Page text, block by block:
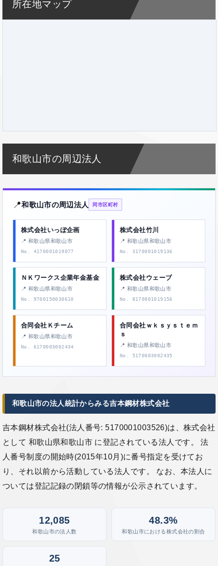
所在地マップ
和歌山市の周辺法人
📍和歌山市の周辺法人 同市区町村
株式会社いっぽ企画
📍 和歌山県和歌山市
No. 4170001019077
株式会社竹川
📍 和歌山県和歌山市
No. 3170001019136
ＮＫワークス企業年金基金
📍 和歌山県和歌山市
No. 9700150030610
株式会社ウェーブ
📍 和歌山県和歌山市
No. 8170001019156
合同会社Ｋチーム
📍 和歌山県和歌山市
No. 6170003002434
合同会社ｗｋｓｙｓｔｅｍ
ｓ
📍 和歌山県和歌山市
No. 5170003002435
和歌山市の法人統計からみる吉本鋼材株式会社
吉本鋼材株式会社(法人番号: 5170001003526)は、株式会社
として 和歌山県和歌山市 に登記されている法人です。 法
人番号制度の開始時(2015年10月)に番号指定を受けてお
り、それ以前から活動している法人です。 なお、本法人に
ついては登記記録の閉鎖等の情報が公示されています。
12,085
和歌山市の法人数
48.3%
和歌山市における株式会社の割合
25